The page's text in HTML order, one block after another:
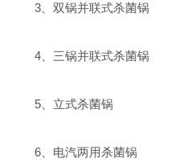
3、双锅并联式杀菌锅
4、三锅并联式杀菌锅
5、立式杀菌锅
6、电汽两用杀菌锅